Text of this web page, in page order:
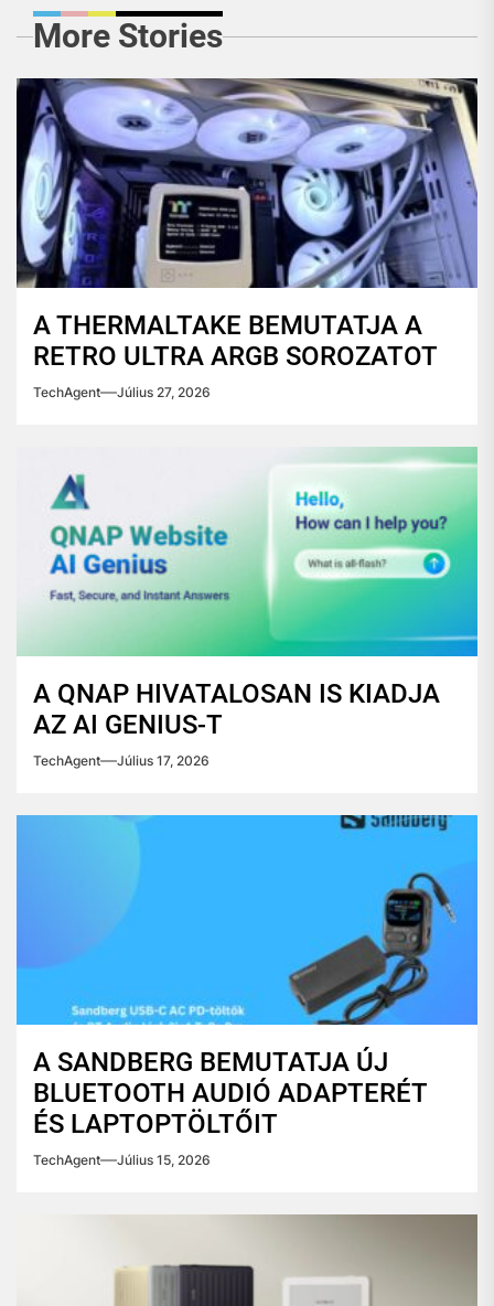
More Stories
A THERMALTAKE BEMUTATJA A
RETRO ULTRA ARGB SOROZATOT
TechAgent Július 27, 2026
A QNAP HIVATALOSAN IS KIADJA
AZ AI GENIUS-T
TechAgent Július 17, 2026
A SANDBERG BEMUTATJA ÚJ
BLUETOOTH AUDIÓ ADAPTERÉT
ÉS LAPTOPTÖLTŐIT
TechAgent Július 15, 2026